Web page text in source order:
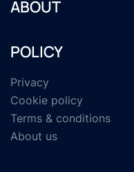
ABOUT
POLICY
Privacy
Cookie policy
Terms & conditions
About us